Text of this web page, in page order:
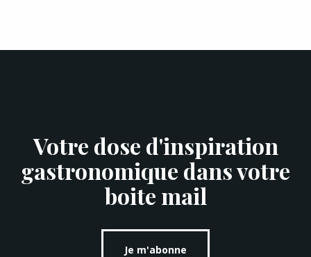
Votre dose d'inspiration
gastronomique dans votre
boite mail
Je m'abonne